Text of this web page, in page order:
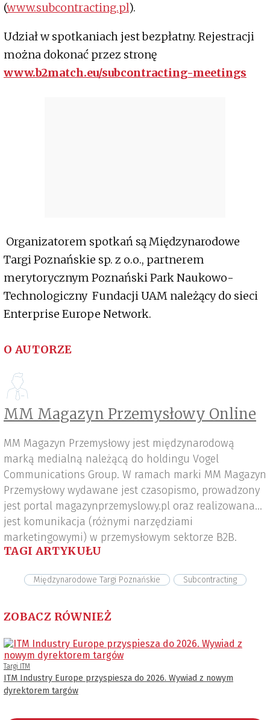
(www.subcontracting.pl).
Udział w spotkaniach jest bezpłatny. Rejestracji
można dokonać przez stronę
www.b2match.eu/subcontracting-meetings
Organizatorem spotkań są Międzynarodowe
Targi Poznańskie sp. z o.o., partnerem
merytorycznym Poznański Park Naukowo-
Technologiczny Fundacji UAM należący do sieci
Enterprise Europe Network.
O AUTORZE
MM Magazyn Przemysłowy Online
MM Magazyn Przemysłowy jest międzynarodową
marką medialną należącą do holdingu Vogel
Communications Group. W ramach marki MM Magazyn
Przemysłowy wydawane jest czasopismo, prowadzony
jest portal magazynprzemyslowy.pl oraz realizowana
jest komunikacja (różnymi narzędziami
marketingowymi) w przemysłowym sektorze B2B.
TAGI ARTYKUŁU
Międzynarodowe Targi Poznańskie Subcontracting
ZOBACZ RÓWNIEŻ
Targi ITM
ITM Industry Europe przyspiesza do 2026. Wywiad z nowym
dyrektorem targów